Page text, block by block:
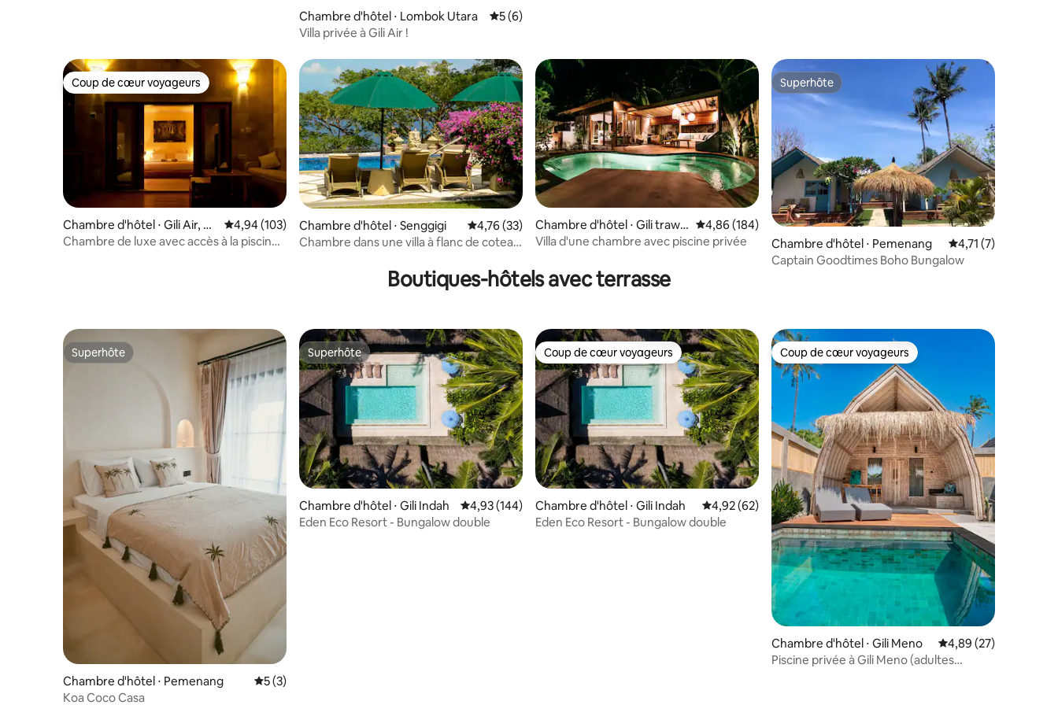
Chambre d'hôtel ⋅ Lombok Utara Évaluation moyenne sur la base de 6 commentaires : 5 sur 5
5 (6)
Villa privée à Gili Air !
Coup de cœur voyageurs
Coup de cœur voyageurs
Chambre d'hôtel ⋅ Gili Air, Gil
i Indah
Évaluation moyenne sur la base de 103 commentaires : 4,94 sur 5
4,94 (103)
Chambre de luxe avec accès à la piscine •
Chambre d'hôtel ⋅ Senggigi Évaluation moyenne sur la base de 33 commentaires : 4,76 sur 5
4,76 (33)
Chambre dans une villa à flanc de coteau
Chambre d'hôtel ⋅ Gili trawa
ngan
Évaluation moyenne sur la base de 184 commentaires : 4,86 sur 5
4,86 (184)
Villa d'une chambre avec piscine privée
Superhôte
Superhôte
Chambre d'hôtel ⋅ Pemenang Évaluation
4,71 (7)
Captain Goodtimes Boho Bungalow
Boutiques-hôtels avec terrasse
Superhôte
Superhôte
Chambre d'hôtel ⋅ Pemenang Évaluation moyenne sur la base de 3 commentaires : 5 sur 5
5 (3)
Koa Coco Casa
Superhôte
Superhôte
Chambre d'hôtel ⋅ Gili Indah Évaluation moyenne sur la base de 144 commentaires : 4,93 sur 5
4,93 (144)
Eden Eco Resort - Bungalow double
Coup de cœur voyageurs
Coup de cœur voyageurs
Chambre d'hôtel ⋅ Gili Indah Évaluation moyenne sur la base de 62 commentaires : 4,92 sur 5
4,92 (62)
Eden Eco Resort - Bungalow double
Coup de cœur voyageurs
Coup de cœur voyageurs
Chambre d'hôtel ⋅ Gili Meno Évaluation moyenne
4,89 (27)
Piscine privée à Gili Meno (adultes